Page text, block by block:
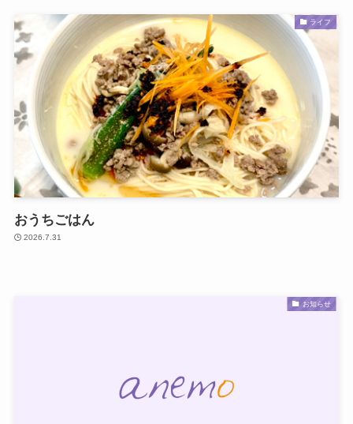
ライフ
おうちごはん
2026.7.31
お知らせ